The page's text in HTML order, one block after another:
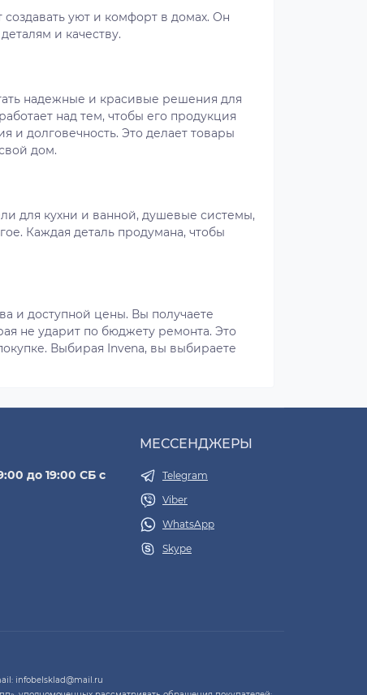
уют и комфорт в домах. Он
и качеству.
надежные и красивые решения для
над тем, чтобы его продукция
и долговечность. Это делает товары
дом.
для кухни и ванной, душевые системы,
Каждая деталь продумана, чтобы
и доступной цены. Вы получаете
не ударит по бюджету ремонта. Это
Выбирая Invena, вы выбираете
до 19:00 СБ с
МЕССЕНДЖЕРЫ
Telegram
Viber
WhatsApp
Skype
infobelsklad@mail.ru